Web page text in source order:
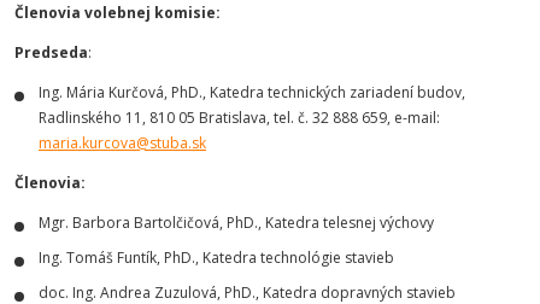
Členovia volebnej komisie:
Predseda:
Ing. Mária Kurčová, PhD., Katedra technických zariadení budov,
Radlinského 11, 810 05 Bratislava, tel. č. 32 888 659, e-mail:
maria.kurcova@stuba.sk
Členovia:
Mgr. Barbora Bartolčičová, PhD., Katedra telesnej výchovy
Ing. Tomáš Funtík, PhD., Katedra technológie stavieb
doc. Ing. Andrea Zuzulová, PhD., Katedra dopravných stavieb